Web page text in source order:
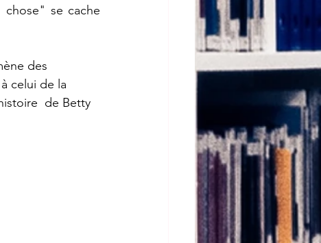
se cache
des
celui de la
de Betty